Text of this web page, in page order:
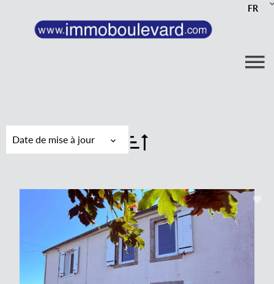
FR
Date de mise à jour